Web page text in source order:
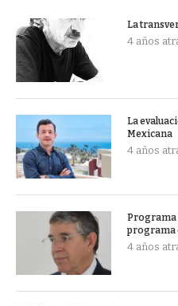
La
4 años
La
Mexicana
4 años
Programa
programa
4 años